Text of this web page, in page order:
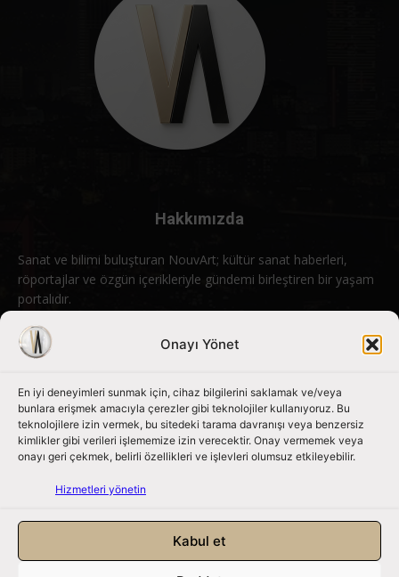
Onayı Yönet
En iyi deneyimleri sunmak için, cihaz bilgilerini saklamak ve/veya
bunlara erişmek amacıyla çerezler gibi teknolojiler kullanıyoruz. Bu
teknolojilere izin vermek, bu sitedeki tarama davranışı veya benzersiz
kimlikler gibi verileri işlememize izin verecektir. Onay vermemek veya
onayı geri çekmek, belirli özellikleri ve işlevleri olumsuz etkileyebilir.
Hizmetleri yönetin
Kabul et
Hakkımızda
Sanat ve bilimi buluşturan NouvArt; kültür sanat haberleri,
röportajlar ve özgün içerikleriyle gündemi birleştiren bir yaşam
portalıdır.
Bizimle iletişime geçin: info@nouvart.net
Bizi Takip Edin